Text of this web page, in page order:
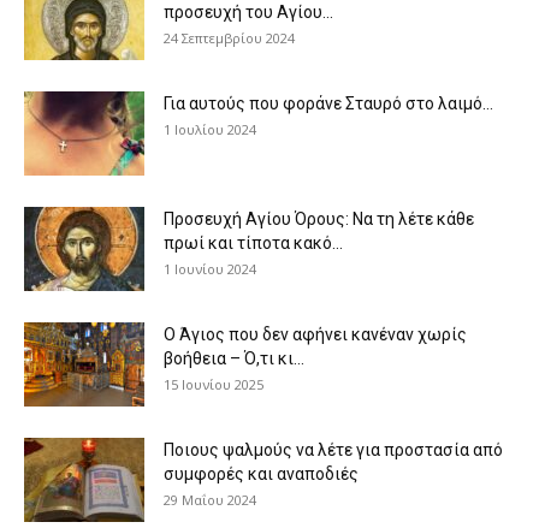
προσευχή του Αγίου...
24 Σεπτεμβρίου 2024
Για αυτούς που φοράνε Σταυρό στο λαιμό…
1 Ιουλίου 2024
Προσευχή Αγίου Όρους: Να τη λέτε κάθε
πρωί και τίποτα κακό...
1 Ιουνίου 2024
Ο Άγιος που δεν αφήνει κανέναν χωρίς
βοήθεια – Ό,τι κι...
15 Ιουνίου 2025
Ποιους ψαλμούς να λέτε για προστασία από
συμφορές και αναποδιές
29 Μαΐου 2024